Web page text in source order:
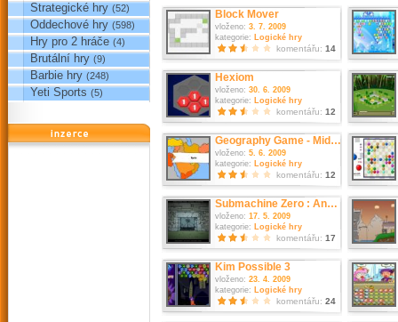
Strategické hry (52)
Oddechové hry (598)
Hry pro 2 hráče (4)
Brutální hry (9)
Barbie hry (248)
Yeti Sports (5)
reklama
Block Mover
vloženo: 3. 7. 2009
kategorie:
Logické hry
komentářu: 14
Hexiom
vloženo: 30. 6. 2009
kategorie:
Logické hry
komentářu: 12
Geography Game - Middle East
vloženo: 5. 6. 2009
kategorie:
Logické hry
komentářu: 12
Submachine Zero : Ancient Adventure
vloženo: 17. 5. 2009
kategorie:
Logické hry
komentářu: 17
Kim Possible 3
vloženo: 23. 4. 2009
kategorie:
Logické hry
komentářu: 24